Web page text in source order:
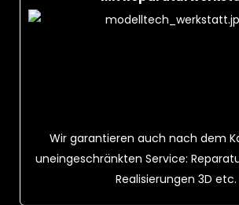
Wir garantieren auch nach dem
uneingeschränkten Service:
Realisierungen 3D etc.